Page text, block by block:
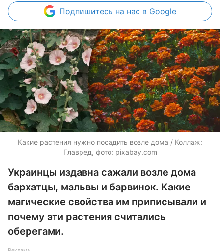
Подпишитесь на нас в Google
Какие растения нужно посадить возле дома / Коллаж:
Главред, фото: pixabay.com
Украинцы издавна сажали возле дома
бархатцы, мальвы и барвинок. Какие
магические свойства им приписывали и
почему эти растения считались
оберегами.